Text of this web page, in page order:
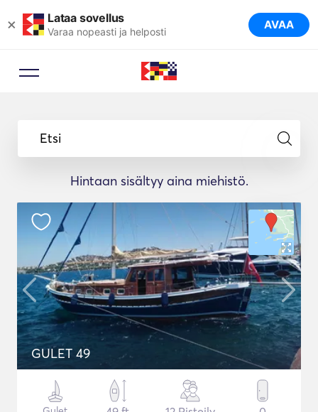
× Lataa sovellus
Varaa nopeasti ja helposti AVAA
Etsi
Hintaan sisältyy aina miehistö.
GULET 49